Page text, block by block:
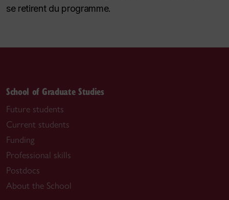
se retirent du programme.
School of Graduate Studies
Future students
Current students
Funding
Professional skills
Postdocs
About the School